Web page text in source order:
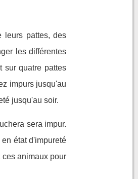
leurs pattes, des
les différentes
sur quatre pattes
impurs jusqu'au
jusqu'au soir.
sera impur.
état d'impureté
ces animaux pour